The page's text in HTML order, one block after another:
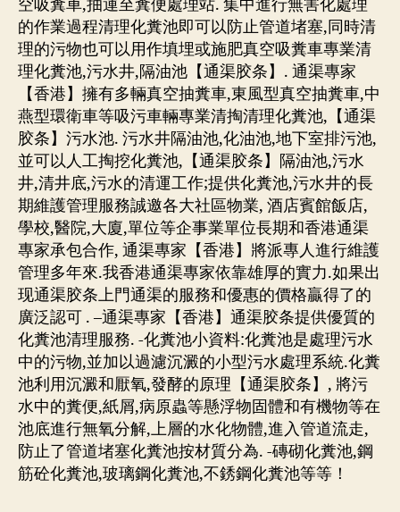
空吸糞車,抽運至糞便處理站. 集中進行無害化處理
的作業過程清理化糞池即可以防止管道堵塞,同時清
理的污物也可以用作填埋或施肥真空吸糞車專業清
理化糞池,污水井,隔油池【通渠胶条】. 通渠專家
【香港】擁有多輛真空抽糞車,東風型真空抽糞車,中
燕型環衛車等吸污車輛專業清掏清理化糞池,【通渠
胶条】污水池. 污水井隔油池,化油池,地下室排污池,
並可以人工掏挖化糞池,【通渠胶条】隔油池,污水
井,清井底,污水的清運工作;提供化糞池,污水井的長
期維護管理服務誠邀各大社區物業, 酒店賓館飯店,
學校,醫院,大廈,單位等企事業單位長期和香港通渠
專家承包合作, 通渠專家【香港】將派專人進行維護
管理多年來.我香港通渠專家依靠雄厚的實力.如果出
现通渠胶条上門通渠的服務和優惠的價格贏得了的
廣泛認可 . –通渠專家【香港】通渠胶条提供優質的
化糞池清理服務. -化糞池小資料:化糞池是處理污水
中的污物,並加以過濾沉澱的小型污水處理系統.化糞
池利用沉澱和厭氧,發酵的原理【通渠胶条】, 將污
水中的糞便,紙屑,病原蟲等懸浮物固體和有機物等在
池底進行無氧分解,上層的水化物體,進入管道流走,
防止了管道堵塞化糞池按材質分為. -磚砌化糞池,鋼
筋砼化糞池,玻璃鋼化糞池,不銹鋼化糞池等等！